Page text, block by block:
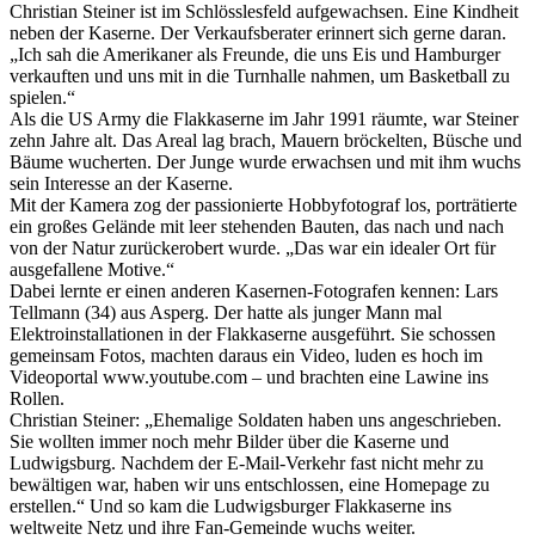
Christian Steiner ist im Schlösslesfeld aufgewachsen. Eine Kindheit
neben der Kaserne. Der Verkaufsberater erinnert sich gerne daran.
„Ich sah die Amerikaner als Freunde, die uns Eis und Hamburger
verkauften und uns mit in die Turnhalle nahmen, um Basketball zu
spielen.“
Als die US Army die Flakkaserne im Jahr 1991 räumte, war Steiner
zehn Jahre alt. Das Areal lag brach, Mauern bröckelten, Büsche und
Bäume wucherten. Der Junge wurde erwachsen und mit ihm wuchs
sein Interesse an der Kaserne.
Mit der Kamera zog der passionierte Hobbyfotograf los, porträtierte
ein großes Gelände mit leer stehenden Bauten, das nach und nach
von der Natur zurückerobert wurde. „Das war ein idealer Ort für
ausgefallene Motive.“
Dabei lernte er einen anderen Kasernen-Fotografen kennen: Lars
Tellmann (34) aus Asperg. Der hatte als junger Mann mal
Elektroinstallationen in der Flakkaserne ausgeführt. Sie schossen
gemeinsam Fotos, machten daraus ein Video, luden es hoch im
Videoportal www.youtube.com – und brachten eine Lawine ins
Rollen.
Christian Steiner: „Ehemalige Soldaten haben uns angeschrieben.
Sie wollten immer noch mehr Bilder über die Kaserne und
Ludwigsburg. Nachdem der E-Mail-Verkehr fast nicht mehr zu
bewältigen war, haben wir uns entschlossen, eine Homepage zu
erstellen.“ Und so kam die Ludwigsburger Flakkaserne ins
weltweite Netz und ihre Fan-Gemeinde wuchs weiter.